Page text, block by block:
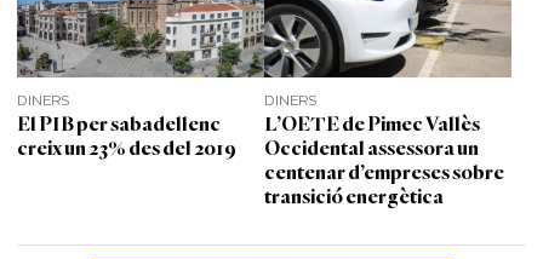
DINERS
El PIB per sabadellenc
creix un 23% des del 2019
DINERS
L’OETE de Pimec Vallès
Occidental assessora un
centenar d’empreses sobre
transició energètica